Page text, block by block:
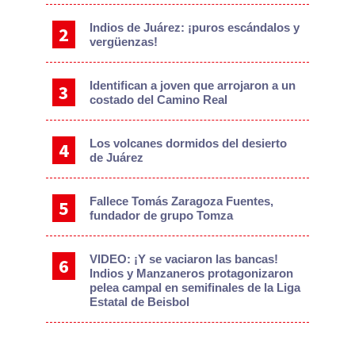
Indios de Juárez: ¡puros escándalos y
vergüenzas!
Identifican a joven que arrojaron a un
costado del Camino Real
Los volcanes dormidos del desierto
de Juárez
Fallece Tomás Zaragoza Fuentes,
fundador de grupo Tomza
VIDEO: ¡Y se vaciaron las bancas!
Indios y Manzaneros protagonizaron
pelea campal en semifinales de la Liga
Estatal de Beisbol